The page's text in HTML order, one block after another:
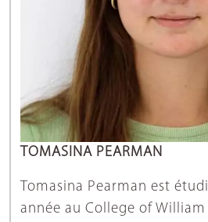
TOMASINA PEARMAN
Tomasina Pearman est
année au College of